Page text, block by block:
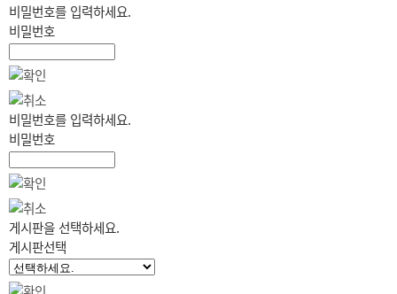
비밀번호를 입력하세요.
비밀번호
비밀번호를 입력하세요.
비밀번호
게시판을 선택하세요.
게시판선택